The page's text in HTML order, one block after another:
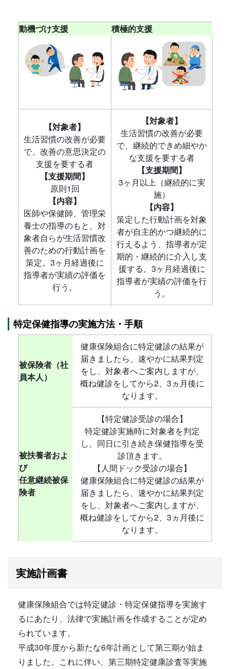
動機づけ支援 積極的支援
【対象者】
生活習慣の改善が必要
で、改善の意思決定の
支援を要する者
【支援期間】
原則1回
【内容】
医師や保健師、管理栄
養士の指導のもと、対
象者自らが生活習慣改
善のための行動計画を
策定。3ヶ月経過後に
指導者が実績の評価を
行う。
【対象者】
生活習慣の改善が必要
で、継続的できめ細やか
な支援を要する者
【支援期間】
3ヶ月以上（継続的に実
施）
【内容】
策定した行動計画を対象
者が自主的かつ継続的に
行えるよう、指導者が定
期的・継続的に介入し支
援する。3ヶ月経過後に
指導者が実績の評価を行
う。
特定保健指導の実施方法・手順
被保険者（社
員本人）
健康保険組合に特定健診の結果が
届きましたら、速やかに結果判定
をし、対象者へご案内しますが、
概ね健診をしてから2、3ヵ月後に
なります。
被扶養者およ
び
任意継続被保
険者
【特定健診受診の場合】
特定健診実施時に対象者を判定
し、同日に引き続き保健指導を受
診頂きます。
【人間ドック受診の場合】
健康保険組合に特定健診の結果が
届きましたら、速やかに結果判定
をし、対象者へご案内しますが、
概ね健診をしてから2、3ヵ月後に
なります。
実施計画書
健康保険組合では特定健診・特定保健指導を実施す
るにあたり、法律で実施計画を作成することが定め
られています。
平成30年度から新たな6年計画として第三期が始ま
りました。これに伴い、第三期特定健康診査等実施